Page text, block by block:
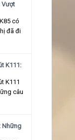
Vượt
có
đã đi
K111:
K111
câu
Những